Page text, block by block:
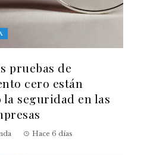
pruebas de
cero están
seguridad en las
Hace 6 días